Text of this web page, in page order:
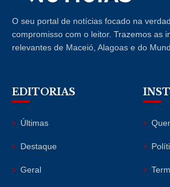
O seu portal de notícias focado na
compromisso com o leitor. Trazemos as
relevantes de Maceió, Alagoas e do
EDITORIAS
Últimas
Destaque
Geral